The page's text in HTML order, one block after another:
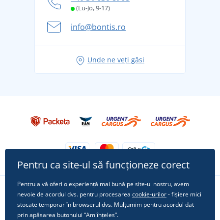
și în siguranță
Aventura de vară începe cu bagajul - pregătiți-vă
pentru vacanță fără griji
Tricoul preferat City în rol principal: ținute pentru
(Lu-Jo, 9-17)
info@bontis.ro
Unde ne veți găsi
Urmărește-ne pe rețelele sociale
Pentru ca site-ul să funcționeze corect
Pentru a vă oferi o experiență mai bună pe site-ul nostru, avem
nevoie de acordul dvs. pentru procesarea cookie-urilor- fișiere mici
stocate temporar în browserul dvs. Mulțumim pentru acordul dat
prin apăsarea butonului “Am înțeles”.